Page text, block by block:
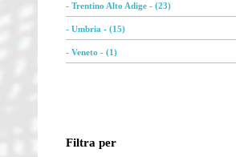
- Trentino Alto Adige - (23)
- Umbria - (15)
- Veneto - (1)
Filtra per